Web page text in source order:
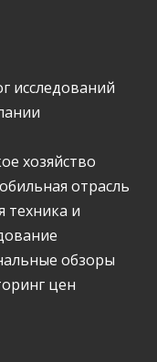
исследований
хозяйство
отрасль
техника и
обзоры
цен